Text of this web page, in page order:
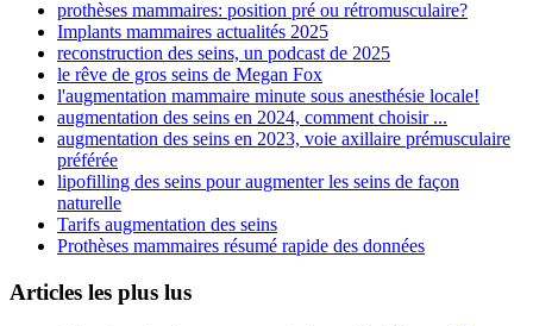
prothèses mammaires: position pré ou rétromusculaire?
Implants mammaires actualités 2025
reconstruction des seins, un podcast de 2025
le rêve de gros seins de Megan Fox
l'augmentation mammaire minute sous anesthésie locale!
augmentation des seins en 2024, comment choisir ...
augmentation des seins en 2023, voie axillaire prémusculaire
préférée
lipofilling des seins pour augmenter les seins de façon
naturelle
Tarifs augmentation des seins
Prothèses mammaires résumé rapide des données
Articles les plus lus